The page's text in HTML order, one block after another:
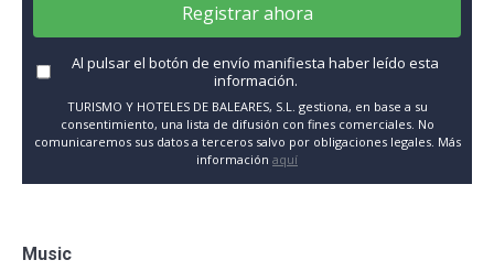
Registrar ahora
Al pulsar el botón de envío manifiesta haber leído esta
información.
TURISMO Y HOTELES DE BALEARES, S.L. gestiona, en base a su
consentimiento, una lista de difusión con fines comerciales. No
comunicaremos sus datos a terceros salvo por obligaciones legales. Más
información aquí
Music